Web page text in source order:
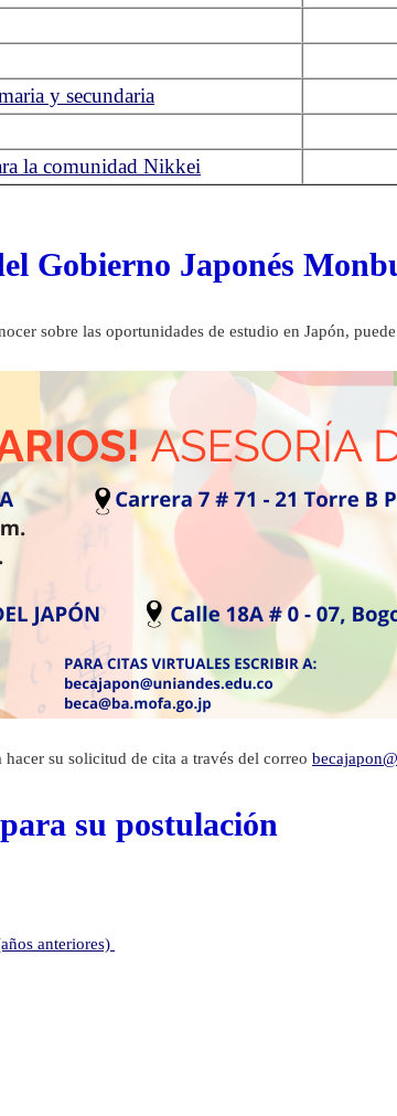
y secundaria
la comunidad Nikkei
Gobierno Japonés
sobre las oportunidades de estudio en Japón,
su solicitud de cita a través del correo
su postulación
anteriores)